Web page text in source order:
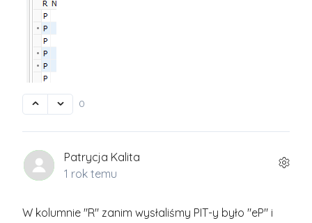
0
Patrycja Kalita
1 rok temu
W kolumnie "R" zanim wysłaliśmy PIT-y było "eP" i